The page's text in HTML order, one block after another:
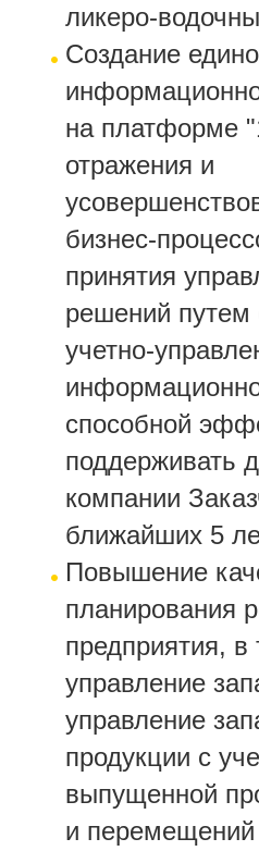
ликеро-
Создание
на платформе
отражения и
бизнес-
принятия
решений путем
учетно-
способной
поддерживать
компании
ближайших 5
Повышение
планирования
предприятия, в
управление
управление
продукции с
выпущенной
и